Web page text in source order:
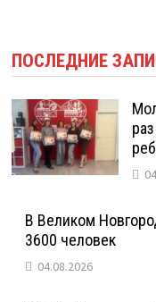
ПОСЛЕДНИЕ
В Великом
3600 человек
04.08.2026